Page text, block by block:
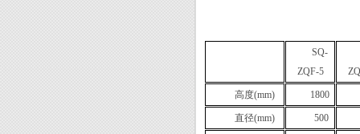
SQ-
ZQF-5
高度(mm) 1800
直径(mm) 500